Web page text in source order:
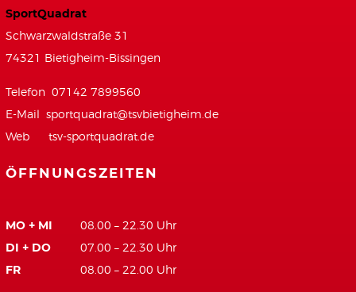
SportQuadrat
Schwarzwaldstraße 31
74321 Bietigheim-Bissingen
Telefon 07142 7899560
E-Mail sportquadrat@tsvbietigheim.de
Web tsv-sportquadrat.de
ÖFFNUNGSZEITEN
MO + MI 08.00 – 22.30 Uhr
DI + DO 07.00 – 22.30 Uhr
FR 08.00 – 22.00 Uhr